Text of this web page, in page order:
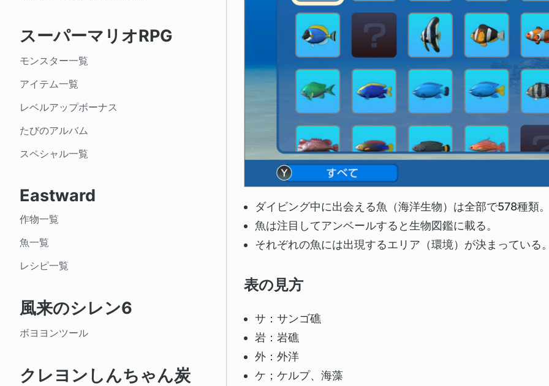
スーパーマリオRPG
モンスター一覧
アイテム一覧
レベルアップボーナス
たびのアルバム
スペシャル一覧
Eastward
作物一覧
魚一覧
レシピ一覧
風来のシレン6
ボヨヨンツール
クレヨンしんちゃん炭
ダイビング中に出会える魚（海洋生物）は全部で578種類
魚は注目してアンベールすると生物図鑑に載る。
それぞれの魚には出現するエリア（環境）が決まっている
表の見方
サ：サンゴ礁
岩：岩礁
外：外洋
ケ；ケルプ、海藻